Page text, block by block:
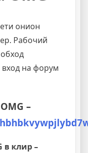
онион
Рабочий
на форум
–
в клир –